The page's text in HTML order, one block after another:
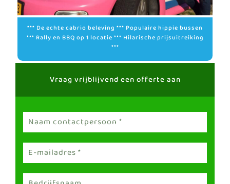
*** De echte cabrio beleving *** Populaire hippie bussen
*** Rally en BBQ op 1 locatie *** Hilarische prijsuitreiking
***
Vraag vrijblijvend een offerte aan